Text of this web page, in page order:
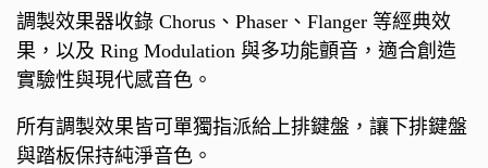
調製效果器收錄 Chorus、Phaser、Flanger 等經典效
果，以及 Ring Modulation 與多功能顫音，適合創造
實驗性與現代感音色。
所有調製效果皆可單獨指派給上排鍵盤，讓下排鍵盤
與踏板保持純淨音色。